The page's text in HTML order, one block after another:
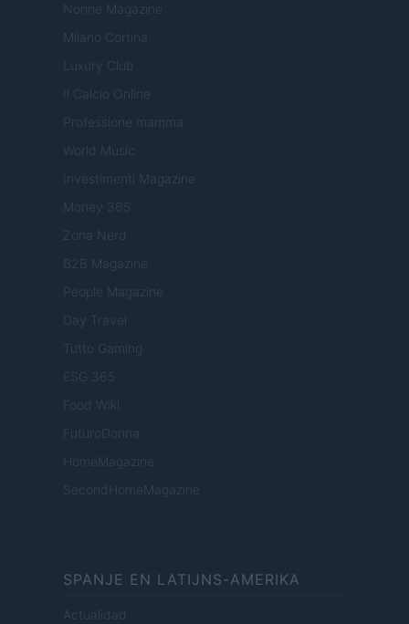
Nonne Magazine
Milano Cortina
Luxury Club
Il Calcio Online
Professione mamma
World Music
Investimenti Magazine
Money 365
Zona Nerd
B2B Magazine
People Magazine
Day Travel
Tutto Gaming
ESG 365
Food Wiki
FuturoDonna
HomeMagazine
SecondHomeMagazine
SPANJE EN LATIJNS-AMERIKA
Actualidad